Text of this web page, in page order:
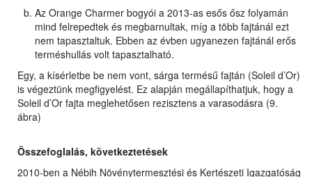
Az Orange Charmer bogyói a 2013-as esős ősz folyamán
mind felrepedtek és megbarnultak, míg a több fajtánál ezt
nem tapasztaltuk. Ebben az évben ugyanezen fajtánál erős
terméshullás volt tapasztalható.
Egy, a kísérletbe be nem vont, sárga termésű fajtán (Soleil d’Or)
is végeztünk megfigyelést. Ez alapján megállapíthatjuk, hogy a
Soleil d’Or fajta meglehetősen rezisztens a varasodásra (9.
ábra)
Összefoglalás, következtetések
2010-ben a Nébih Növénytermesztési és Kertészeti Igazgatóság